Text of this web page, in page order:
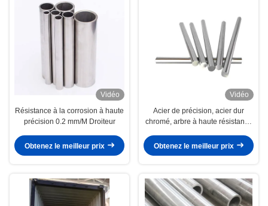
Vidéo
Résistance à la corrosion à haute
précision 0.2 mm/M Droiteur
Obtenez le meilleur prix
Vidéo
Acier de précision, acier dur
chromé, arbre à haute résistance
Obtenez le meilleur prix